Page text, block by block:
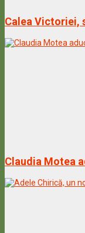
Calea Victoriei,
Claudia Motea